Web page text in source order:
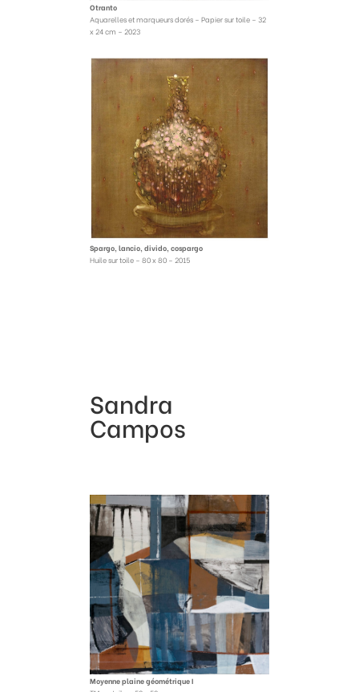
Otranto
Aquarelles et marqueurs dorés – Papier sur toile – 32
x 24 cm – 2023
Spargo, lancio, divido, cospargo
Huile sur toile – 80 x 80 – 2015
Sandra
Campos
Moyenne plaine géométrique I